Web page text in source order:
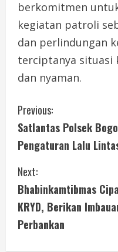
berkomitmen
kegiatan patroli
dan perlindungan
terciptanya situasi
dan nyaman.
C
o
n
t
i
n
Previous:
Satlantas Polsek
Pengaturan Lalu
Next:
Bhabinkamtibmas
KRYD, Berikan
Perbankan